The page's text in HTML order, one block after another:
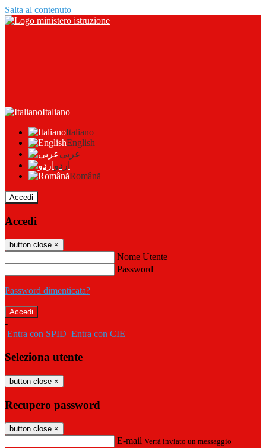
Salta al contenuto
Italiano
Italiano
English
عربى
اردو
Română
Accedi
Accedi
button close ×
Nome Utente
Password
Password dimenticata?
-
Entra con SPID Entra con CIE
Seleziona utente
button close ×
Recupero password
button close ×
E-mail Verrà inviato un messaggio